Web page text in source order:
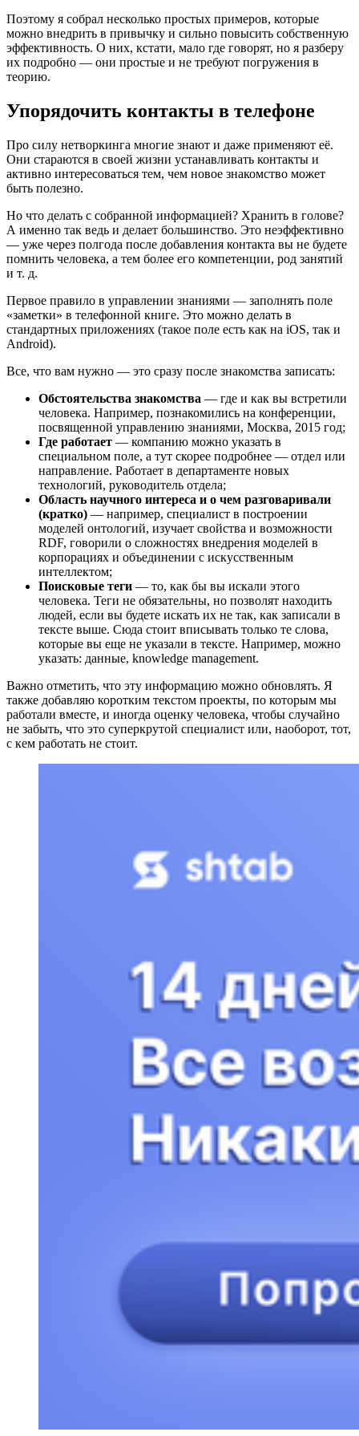
Поэтому я собрал несколько простых примеров, которые
можно внедрить в привычку и сильно повысить собственную
эффективность. О них, кстати, мало где говорят, но я разберу
их подробно — они простые и не требуют погружения в
теорию.
Упорядочить контакты в телефоне
Про силу нетворкинга многие знают и даже применяют её.
Они стараются в своей жизни устанавливать контакты и
активно интересоваться тем, чем новое знакомство может
быть полезно.
Но что делать с собранной информацией? Хранить в голове?
А именно так ведь и делает большинство. Это неэффективно
— уже через полгода после добавления контакта вы не будете
помнить человека, а тем более его компетенции, род занятий
и т. д.
Первое правило в управлении знаниями — заполнять поле
«заметки» в телефонной книге. Это можно делать в
стандартных приложениях (такое поле есть как на iOS, так и
Android).
Все, что вам нужно — это сразу после знакомства записать:
Обстоятельства знакомства — где и как вы встретили
человека. Например, познакомились на конференции,
посвященной управлению знаниями, Москва, 2015 год;
Где работает — компанию можно указать в
специальном поле, а тут скорее подробнее — отдел или
направление. Работает в департаменте новых
технологий, руководитель отдела;
Область научного интереса и о чем разговаривали
(кратко) — например, специалист в построении
моделей онтологий, изучает свойства и возможности
RDF, говорили о сложностях внедрения моделей в
корпорациях и объединении с искусственным
интеллектом;
Поисковые теги — то, как бы вы искали этого
человека. Теги не обязательны, но позволят находить
людей, если вы будете искать их не так, как записали в
тексте выше. Сюда стоит вписывать только те слова,
которые вы еще не указали в тексте. Например, можно
указать: данные, knowledge management.
Важно отметить, что эту информацию можно обновлять. Я
также добавляю коротким текстом проекты, по которым мы
работали вместе, и иногда оценку человека, чтобы случайно
не забыть, что это суперкрутой специалист или, наоборот, тот,
с кем работать не стоит.